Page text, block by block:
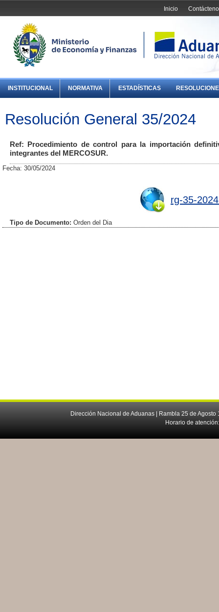
Inicio
INSTITUCIONAL NORMATIVA ESTADÍSTICAS
Resolución General 35/2024
Ref: Procedimiento de control para la importación
integrantes del MERCOSUR.
Fecha: 30/05/2024
rg-35-
Tipo de Documento: Orden del Dia
Dirección Nacional de Aduanas | Rambla 25 de
Horario de